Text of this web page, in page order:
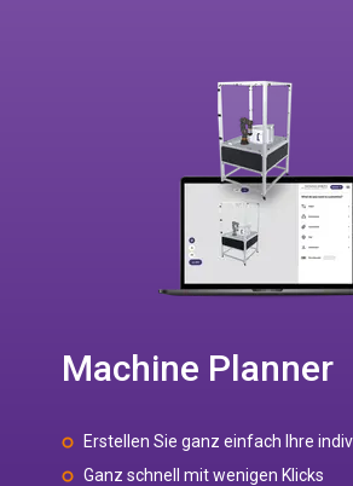
Machine Planner
Erstellen Sie ganz einfach Ihre
Ganz schnell mit wenigen Klicks